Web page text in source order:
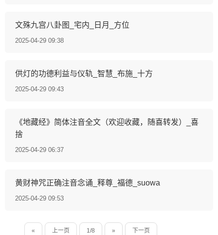
文殊九宫八卦图_宅内_日月_方位
2025-04-29 09:38
供灯的功德利益与仪轨_智慧_布施_十方
2025-04-29 09:43
《地藏经》简体注音全文（欢迎收藏，随喜转发）_喜
捨
2025-04-29 06:37
黄财神咒正确注音念诵_释尊_福德_suowa
2025-04-29 09:53
« 上一页 1/8 » 下一页